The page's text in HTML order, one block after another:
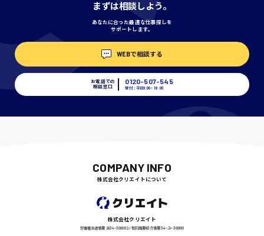
時給1400円〜
まずは相談しよう。
あなたに合った最適な仕事探しを
サポートします。
WEBで相談する
お電話での
相談窓口
0120-507-545
受付：平日9:00 - 18:00
COMPANY INFO
株式会社クリエイトについて
株式会社クリエイト
労働者派遣事業 派34-300062 / 有料職業紹介事業 34-ユ-300091